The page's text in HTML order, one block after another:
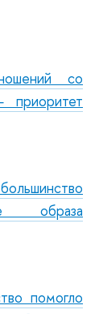
со
приоритет
образа
помогло